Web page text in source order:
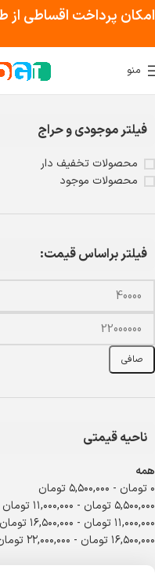
منو
فیلتر موجودی و حراج
محصولات تخفیف دار
محصولات موجود
فیلتر براساس قیمت:
صافی
ناحیه قیمتی
همه
۰ تومان - ۵,۵۰۰,۰۰۰ تومان
۵,۵۰۰,۰۰۰ تومان - ۱۱,۰۰۰,۰۰۰تومان
۱۱,۰۰۰,۰۰۰تومان - ۱۶,۵۰۰,۰۰۰تومان
۱۶,۵۰۰,۰۰۰تومان - ۲۲,۰۰۰,۰۰۰
امکان پرداخت اقساطی از